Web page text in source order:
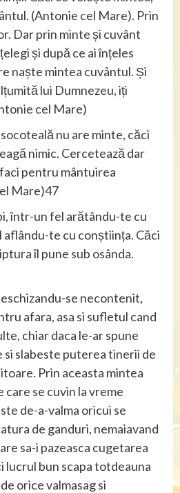
(Antonie cel Mare). Prin
Dar prin minte și cuvânt
și după ce ai înțeles
naște mintea cuvântul. Și
lui Dumnezeu, iți
cel Mare)
nu are minte, căci
nimic. Cercetează dar
pentru mântuirea
Mare)47
într-un fel arătându-te cu
te cu conștiința. Căci
îl pune sub osânda.
se necontenit,
afara, asa si sufletul cand
chiar daca le-ar spune
slabeste puterea tinerii de
Prin aceasta mintea
care se cuvin la vreme
de-a-valma oricui se
de ganduri, nemaiavand
sa-i pazeasca cugetarea
lucrul bun scapa totdeauna
orice valmasag si